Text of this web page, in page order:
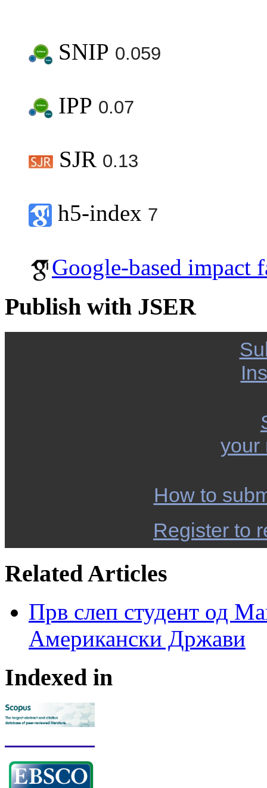
SNIP 0.059
IPP 0.07
SJR 0.13
h5-index 7
Google-based impact
Publish with JSER
your
How to
Register to
Related Articles
Прв слеп студент од
Американски Држави
Indexed in